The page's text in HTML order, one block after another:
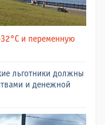
и переменную
льготники должны
и денежной